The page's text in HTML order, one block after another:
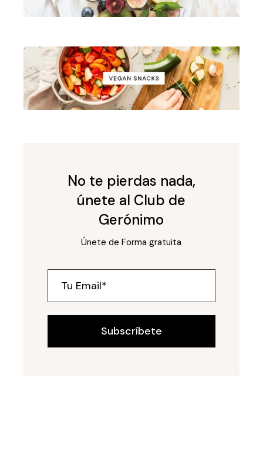
No te pierdas nada,
únete al Club de
Gerónimo
Únete de Forma gratuita
Subscríbete